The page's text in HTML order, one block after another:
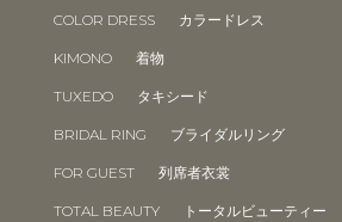
COLOR DRESS カラードレス
KIMONO 着物
TUXEDO タキシード
BRIDAL RING ブライダルリング
FOR GUEST 列席者衣裳
TOTAL BEAUTY トータルビューティー